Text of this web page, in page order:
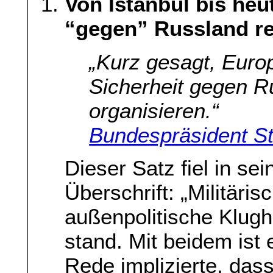
“gegen” Russland
„Kurz gesagt,
Sicherheit gegen
organisieren.“
Bundespräsident
Dieser Satz fiel in
Überschrift:
außenpolitische
stand. Mit beidem ist
Rede implizierte,